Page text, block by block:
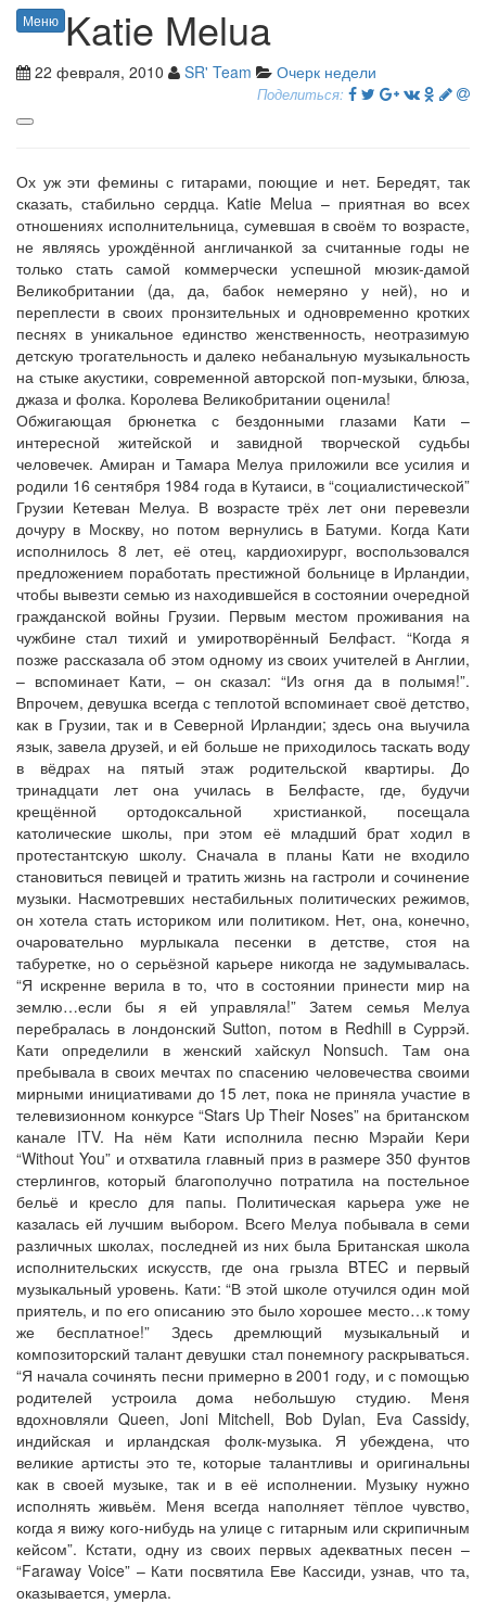
Меню Katie Melua
22 февраля, 2010 SR' Team Очерк недели
Поделиться:
Ох уж эти фемины с гитарами, поющие и нет. Бередят, так
сказать, стабильно сердца. Katie Melua – приятная во всех
отношениях исполнительница, сумевшая в своём то возрасте,
не являясь урождённой англичанкой за считанные годы не
только стать самой коммерчески успешной мюзик-дамой
Великобритании (да, да, бабок немеряно у ней), но и
переплести в своих пронзительных и одновременно кротких
песнях в уникальное единство женственность, неотразимую
детскую трогательность и далеко небанальную музыкальность
на стыке акустики, современной авторской поп-музыки, блюза,
джаза и фолка. Королева Великобритании оценила!
Обжигающая брюнетка с бездонными глазами Кати –
интересной житейской и завидной творческой судьбы
человечек. Амиран и Тамара Мелуа приложили все усилия и
родили 16 сентября 1984 года в Кутаиси, в “социалистической”
Грузии Кетеван Мелуа. В возрасте трёх лет они перевезли
дочуру в Москву, но потом вернулись в Батуми. Когда Кати
исполнилось 8 лет, её отец, кардиохирург, воспользовался
предложением поработать престижной больнице в Ирландии,
чтобы вывезти семью из находившейся в состоянии очередной
гражданской войны Грузии. Первым местом проживания на
чужбине стал тихий и умиротворённый Белфаст. “Когда я
позже рассказала об этом одному из своих учителей в Англии,
– вспоминает Кати, – он сказал: “Из огня да в полымя!”.
Впрочем, девушка всегда с теплотой вспоминает своё детство,
как в Грузии, так и в Северной Ирландии; здесь она выучила
язык, завела друзей, и ей больше не приходилось таскать воду
в вёдрах на пятый этаж родительской квартиры. До
тринадцати лет она училась в Белфасте, где, будучи
крещённой ортодоксальной христианкой, посещала
католические школы, при этом её младший брат ходил в
протестантскую школу. Сначала в планы Кати не входило
становиться певицей и тратить жизнь на гастроли и сочинение
музыки. Насмотревших нестабильных политических режимов,
он хотела стать историком или политиком. Нет, она, конечно,
очаровательно мурлыкала песенки в детстве, стоя на
табуретке, но о серьёзной карьере никогда не задумывалась.
“Я искренне верила в то, что в состоянии принести мир на
землю…если бы я ей управляла!” Затем семья Мелуа
перебралась в лондонский Sutton, потом в Redhill в Суррэй.
Кати определили в женский хайскул Nonsuch. Там она
пребывала в своих мечтах по спасению человечества своими
мирными инициативами до 15 лет, пока не приняла участие в
телевизионном конкурсе “Stars Up Their Noses” на британском
канале ITV. На нём Кати исполнила песню Мэрайи Кери
“Without You” и отхватила главный приз в размере 350 фунтов
стерлингов, который благополучно потратила на постельное
бельё и кресло для папы. Политическая карьера уже не
казалась ей лучшим выбором. Всего Мелуа побывала в семи
различных школах, последней из них была Британская школа
исполнительских искусств, где она грызла BTEC и первый
музыкальный уровень. Кати: “В этой школе отучился один мой
приятель, и по его описанию это было хорошее место…к тому
же бесплатное!” Здесь дремлющий музыкальный и
композиторский талант девушки стал понемногу раскрываться.
“Я начала сочинять песни примерно в 2001 году, и с помощью
родителей устроила дома небольшую студию. Меня
вдохновляли Queen, Joni Mitchell, Bob Dylan, Eva Cassidy,
индийская и ирландская фолк-музыка. Я убеждена, что
великие артисты это те, которые талантливы и оригинальны
как в своей музыке, так и в её исполнении. Музыку нужно
исполнять живьём. Меня всегда наполняет тёплое чувство,
когда я вижу кого-нибудь на улице с гитарным или скрипичным
кейсом”. Кстати, одну из своих первых адекватных песен –
“Faraway Voice” – Кати посвятила Еве Кассиди, узнав, что та,
оказывается, умерла.